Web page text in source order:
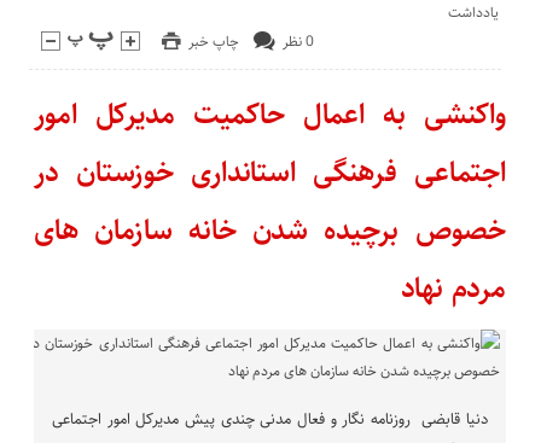
چاپ خبر 0 نظر
یادداشت
واکنشی به اعمال حاکمیت مدیرکل امور
اجتماعی فرهنگی استانداری خوزستان در
خصوص برچیده شدن خانه سازمان های
مردم نهاد
دنیا قابضی روزنامه نگار و فعال مدنی چندی پیش مدیرکل امور اجتماعی